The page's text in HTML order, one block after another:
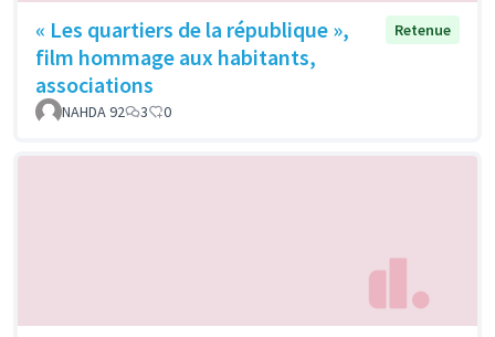
« Les quartiers de la république »,
film hommage aux habitants,
associations
Retenue
NAHDA 92 3 0